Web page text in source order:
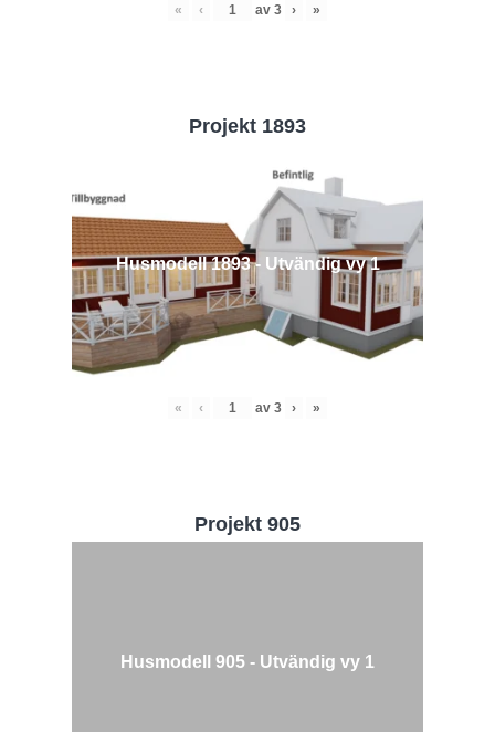
« ‹ av 3 › »
Projekt 1893
Husmodell 1893 - Utvändig vy 1
« ‹ av 3 › »
Projekt 905
Husmodell 905 - Utvändig vy 1